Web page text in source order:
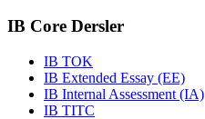
IB Core Dersler
IB TOK
IB Extended Essay (EE)
IB Internal Assessment (IA)
IB TITC